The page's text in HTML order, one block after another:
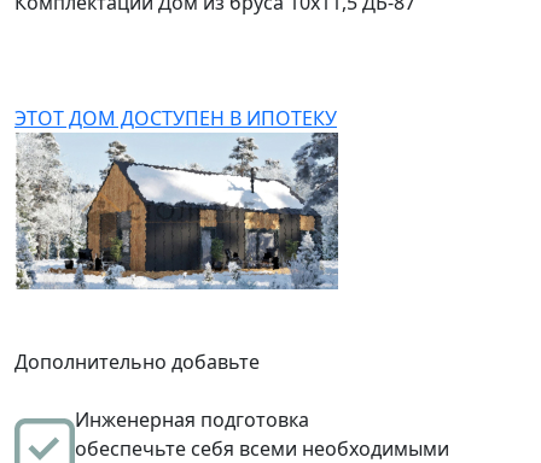
ЭТОТ ДОМ ДОСТУПЕН В ИПОТЕКУ
Дополнительно добавьте
Инженерная подготовка
обеспечьте себя всеми необходимыми